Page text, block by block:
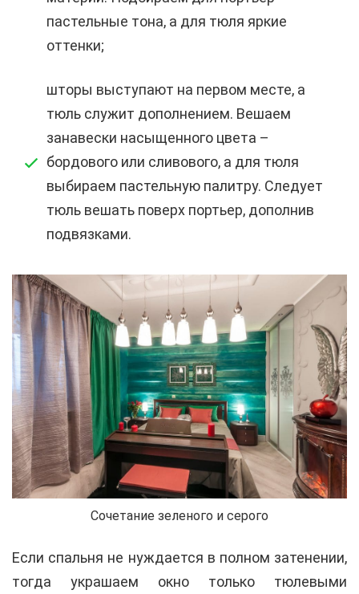
пастельные тона, а для тюля яркие
оттенки;
шторы выступают на первом месте, а
тюль служит дополнением. Вешаем
занавески насыщенного цвета –
бордового или сливового, а для тюля
выбираем пастельную палитру. Следует
тюль вешать поверх портьер, дополнив
подвязками.
Сочетание зеленого и серого
Если спальня не нуждается в полном затенении,
тогда украшаем окно только тюлевыми